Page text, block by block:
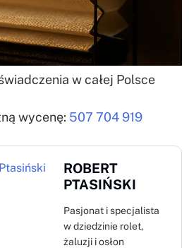
w całej Polsce
wycenę: 507 704 919
ROBERT
PTASIŃSKI
Pasjonat i specjalista
w dziedzinie rolet,
żaluzji i osłon